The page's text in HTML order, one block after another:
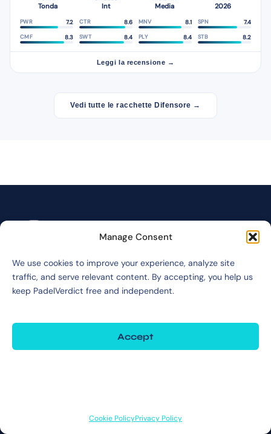
Manage Consent
We use cookies to improve your experience, analyze site
traffic, and serve relevant content. By accepting, you help us
keep PadelVerdict free and independent.
Accept
Cookie PolicyPrivacy Policy
Tonda Int Media 2026
PWR 7.2 CTR 8.6 MNV 8.1 SPN 7.4
CMF 8.3 SWT 8.4 PLY 8.4 STB 8.2
Leggi la recensione →
Vedi tutte le racchette Difensore →
YOUR RACKET, DECODED.
Independent, data-driven padel racket reviews. No paid placements. No
CONTACT INFORMATION